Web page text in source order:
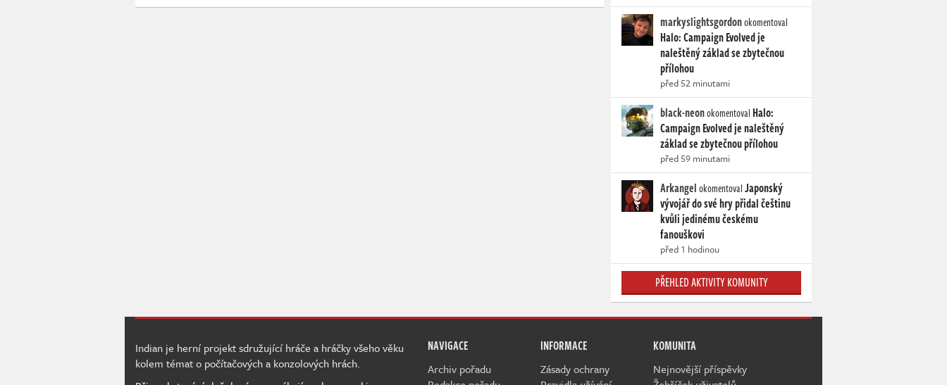
markyslightsgordonokomentoval
Halo: Campaign Evolved je
naleštěný základ se zbytečnou
přílohou
před 52 minutami
black-neonokomentoval Halo:
Campaign Evolved je naleštěný
základ se zbytečnou přílohou
před 59 minutami
ArkangelokomentovalJaponský
vývojář do své hry přidal češtinu
kvůli jedinému českému
fanouškovi
před 1 hodinou
PŘEHLED AKTIVITY KOMUNITY
NAVIGACE
Archiv pořadu
INFORMACE
Zásady ochrany
KOMUNITA
Nejnovější příspěvky
Indian je herní projekt sdružující hráče a hráčky všeho věku
kolem témat o počítačových a konzolových hrách.